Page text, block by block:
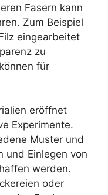
Fasern kann
Zum Beispiel
eingearbeitet
zu
für
eröffnet
Experimente.
Muster und
und Einlegen von
werden.
oder